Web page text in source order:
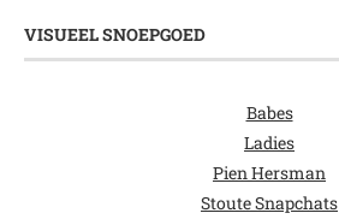
VISUEEL SNOEPGOED
Babes
Ladies
Pien Hersman
Stoute Snapchats